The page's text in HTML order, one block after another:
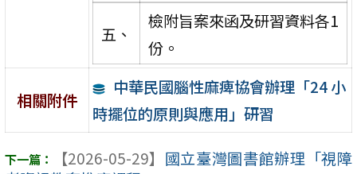
五、
檢附旨案來函及研習資料各1
份。
相關附件
中華民國腦性麻痺協會辦理「24 小
時擺位的原則與應用」研習
【2026-05-29】 國立臺灣圖書館辦理「視障